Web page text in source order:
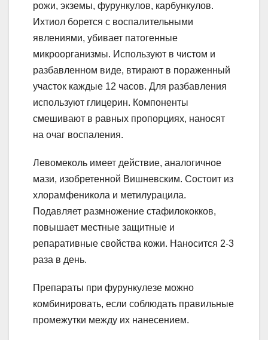
рожи, экземы, фурункулов, карбункулов.
Ихтиол борется с воспалительными
явлениями, убивает патогенные
микроорганизмы. Используют в чистом и
разбавленном виде, втирают в пораженный
участок каждые 12 часов. Для разбавления
используют глицерин. Компоненты
смешивают в равных пропорциях, наносят
на очаг воспаления.
Левомеколь имеет действие, аналогичное
мази, изобретенной Вишневским. Состоит из
хлорамфеникола и метилурацила.
Подавляет размножение стафилококков,
повышает местные защитные и
репаративные свойства кожи. Наносится 2-3
раза в день.
Препараты при фурункулезе можно
комбинировать, если соблюдать правильные
промежутки между их нанесением.